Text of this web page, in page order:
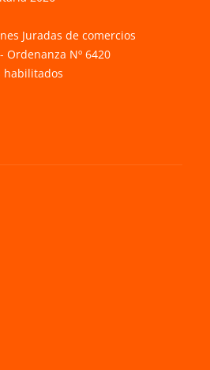
Juradas de comercios
Ordenanza Nº 6420
habilitados